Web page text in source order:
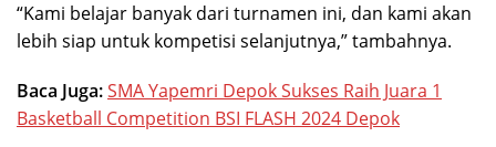
“Kami belajar banyak dari turnamen ini, dan kami akan
lebih siap untuk kompetisi selanjutnya,” tambahnya.
Baca Juga:SMA Yapemri Depok Sukses Raih Juara 1
Basketball Competition BSI FLASH 2024 Depok